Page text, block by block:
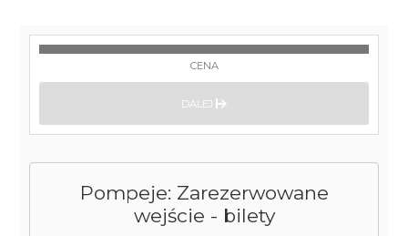
Pompeje: Zarezerwowane
wejście - bilety
CENA
DALEJ